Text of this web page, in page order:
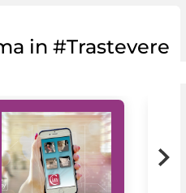
in #Trastevere